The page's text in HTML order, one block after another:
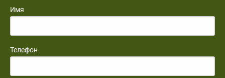
Имя
Телефон